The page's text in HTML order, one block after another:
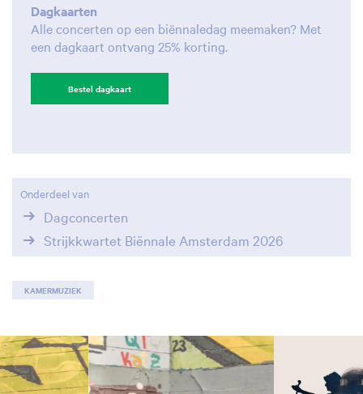
Dagkaarten
Alle concerten op een biënnaledag meemaken? Met
een dagkaart ontvang 25% korting.
Bestel dagkaart
Onderdeel van
Dagconcerten
Strijkkwartet Biënnale Amsterdam 2026
KAMERMUZIEK
Overslaan